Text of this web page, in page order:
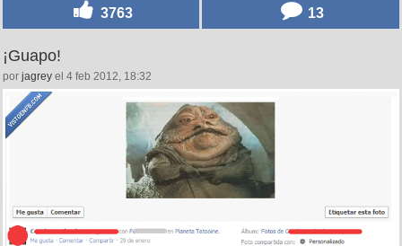
3763 13
¡Guapo!
por jagrey el 4 feb 2012, 18:32